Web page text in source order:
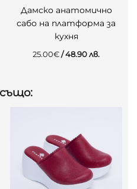
Дамско анатомично
сабо на платформа за
кухня
25.00€ / 48.90 лв.